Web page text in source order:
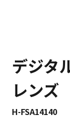
デジタ
レンズ
H-FSA14140